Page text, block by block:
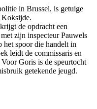
in Brussel, is getuige
Koksijde.
de opdracht een
zijn inspecteur Pauwels
het spoor die handelt in
leidt de commissaris en
Goris is de speurtocht
getekende jeugd.